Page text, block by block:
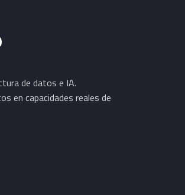
de datos e IA.
en capacidades reales de